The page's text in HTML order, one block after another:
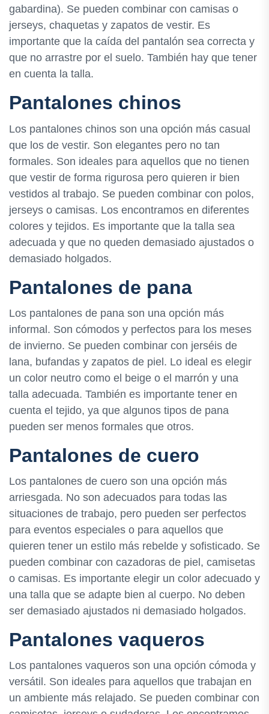
gabardina). Se pueden combinar con camisas o
jerseys, chaquetas y zapatos de vestir. Es
importante que la caída del pantalón sea correcta y
que no arrastre por el suelo. También hay que tener
en cuenta la talla.
Pantalones chinos
Los pantalones chinos son una opción más casual
que los de vestir. Son elegantes pero no tan
formales. Son ideales para aquellos que no tienen
que vestir de forma rigurosa pero quieren ir bien
vestidos al trabajo. Se pueden combinar con polos,
jerseys o camisas. Los encontramos en diferentes
colores y tejidos. Es importante que la talla sea
adecuada y que no queden demasiado ajustados o
demasiado holgados.
Pantalones de pana
Los pantalones de pana son una opción más
informal. Son cómodos y perfectos para los meses
de invierno. Se pueden combinar con jerséis de
lana, bufandas y zapatos de piel. Lo ideal es elegir
un color neutro como el beige o el marrón y una
talla adecuada. También es importante tener en
cuenta el tejido, ya que algunos tipos de pana
pueden ser menos formales que otros.
Pantalones de cuero
Los pantalones de cuero son una opción más
arriesgada. No son adecuados para todas las
situaciones de trabajo, pero pueden ser perfectos
para eventos especiales o para aquellos que
quieren tener un estilo más rebelde y sofisticado. Se
pueden combinar con cazadoras de piel, camisetas
o camisas. Es importante elegir un color adecuado y
una talla que se adapte bien al cuerpo. No deben
ser demasiado ajustados ni demasiado holgados.
Pantalones vaqueros
Los pantalones vaqueros son una opción cómoda y
versátil. Son ideales para aquellos que trabajan en
un ambiente más relajado. Se pueden combinar con